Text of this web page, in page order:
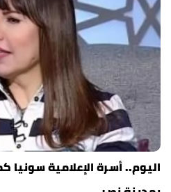
اليوم.. أسرة الإعلامية